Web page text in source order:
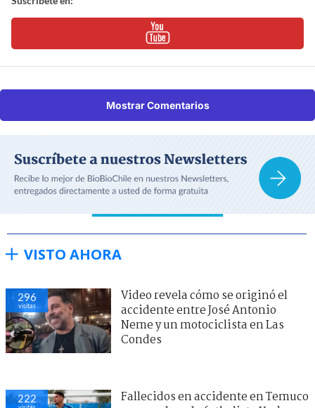
Mostrar Comentarios
VISTO AHORA
296
visitas
Video revela cómo se originó el
accidente entre José Antonio
Neme y un motociclista en Las
Condes
222
Fallecidos en accidente en Temuco